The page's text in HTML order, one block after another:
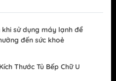
khi sử dụng máy lạnh để
đến sức khoẻ
Thước Tủ Bếp Chữ U